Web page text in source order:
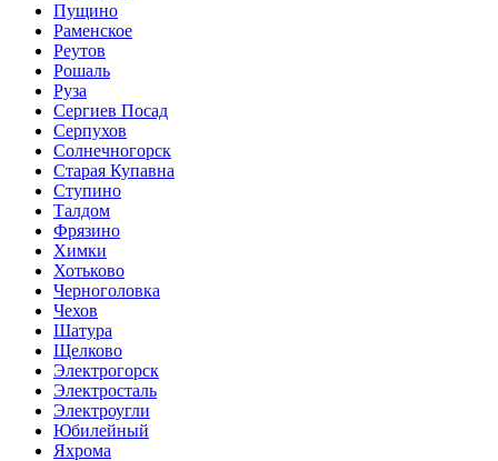
Пущино
Раменское
Реутов
Рошаль
Руза
Сергиев Посад
Серпухов
Солнечногорск
Старая Купавна
Ступино
Талдом
Фрязино
Химки
Хотьково
Черноголовка
Чехов
Шатура
Щелково
Электрогорск
Электросталь
Электроугли
Юбилейный
Яхрома